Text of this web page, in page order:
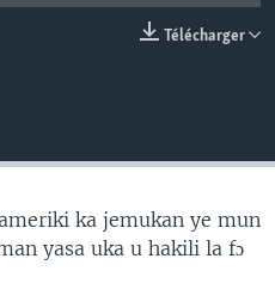
Télécharger
ka jemukan ye mun
yasa uka u hakili la fɔ